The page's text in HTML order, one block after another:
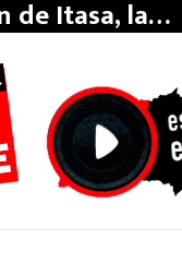
de Itasa, la…